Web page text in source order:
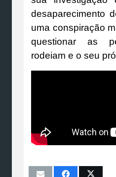
desaparecimento
uma conspiração
questionar as
rodeiam e o seu